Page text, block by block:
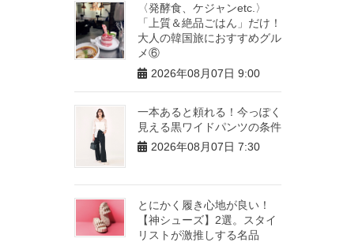
〈発酵食、ケジャンetc.〉
「上質＆絶品ごはん」だけ！
大人の韓国旅におすすめグル
メ⑥
2026年08月07日 9:00
一本あると頼れる！今っぽく
見える黒ワイドパンツの条件
2026年08月07日 7:30
とにかく履き心地が良い！
【神シューズ】2選。スタイ
リストが激推しする名品